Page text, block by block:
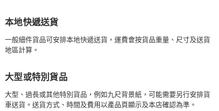
本地快遞送貨
一般細件貨品可安排本地快遞送貨，運費會按貨品重量、尺寸及送貨
地區計算。
大型或特別貨品
大型、過長或其他特別貨品，例如九尺背景紙，可能需要另行安排貨
車送貨。送貨方式、時間及費用以產品頁顯示及本店確認為準。